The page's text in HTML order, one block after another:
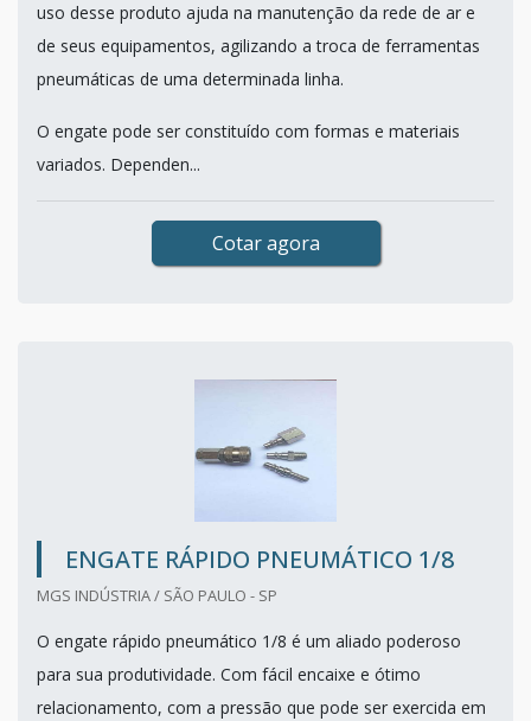
uso desse produto ajuda na manutenção da rede de ar e
de seus equipamentos, agilizando a troca de ferramentas
pneumáticas de uma determinada linha.
O engate pode ser constituído com formas e materiais
variados. Dependen...
Cotar agora
ENGATE RÁPIDO PNEUMÁTICO 1/8
MGS INDÚSTRIA / SÃO PAULO - SP
O engate rápido pneumático 1/8 é um aliado poderoso
para sua produtividade. Com fácil encaixe e ótimo
relacionamento, com a pressão que pode ser exercida em